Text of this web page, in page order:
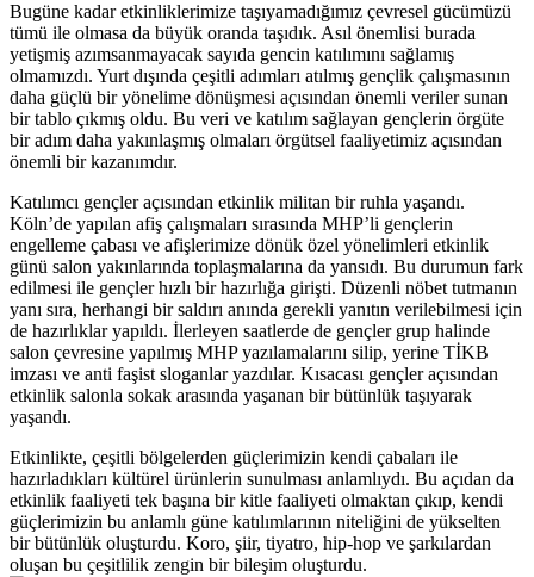
Bugüne kadar etkinliklerimize taşıyamadığımız çevresel gücümüzü
tümü ile olmasa da büyük oranda taşıdık. Asıl önemlisi burada
yetişmiş azımsanmayacak sayıda gencin katılımını sağlamış
olmamızdı. Yurt dışında çeşitli adımları atılmış gençlik çalışmasının
daha güçlü bir yönelime dönüşmesi açısından önemli veriler sunan
bir tablo çıkmış oldu. Bu veri ve katılım sağlayan gençlerin örgüte
bir adım daha yakınlaşmış olmaları örgütsel faaliyetimiz açısından
önemli bir kazanımdır.
Katılımcı gençler açısından etkinlik militan bir ruhla yaşandı.
Köln’de yapılan afiş çalışmaları sırasında MHP’li gençlerin
engelleme çabası ve afişlerimize dönük özel yönelimleri etkinlik
günü salon yakınlarında toplaşmalarına da yansıdı. Bu durumun fark
edilmesi ile gençler hızlı bir hazırlığa girişti. Düzenli nöbet tutmanın
yanı sıra, herhangi bir saldırı anında gerekli yanıtın verilebilmesi için
de hazırlıklar yapıldı. İlerleyen saatlerde de gençler grup halinde
salon çevresine yapılmış MHP yazılamalarını silip, yerine TİKB
imzası ve anti faşist sloganlar yazdılar. Kısacası gençler açısından
etkinlik salonla sokak arasında yaşanan bir bütünlük taşıyarak
yaşandı.
Etkinlikte, çeşitli bölgelerden güçlerimizin kendi çabaları ile
hazırladıkları kültürel ürünlerin sunulması anlamlıydı. Bu açıdan da
etkinlik faaliyeti tek başına bir kitle faaliyeti olmaktan çıkıp, kendi
güçlerimizin bu anlamlı güne katılımlarının niteliğini de yükselten
bir bütünlük oluşturdu. Koro, şiir, tiyatro, hip-hop ve şarkılardan
oluşan bu çeşitlilik zengin bir bileşim oluşturdu.